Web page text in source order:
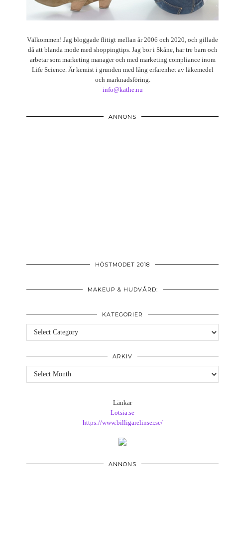
Välkommen! Jag bloggade flitigt mellan år 2006 och 2020, och gillade
då att blanda mode med shoppingtips. Jag bor i Skåne, har tre barn och
arbetar som marketing manager och med marketing compliance inom
Life Science. Är kemist i grunden med lång erfarenhet av läkemedel
och marknadsföring.
info@kathe.nu
ANNONS
HÖSTMODET 2018
MAKEUP & HUDVÅRD:
KATEGORIER
Kategorier
ARKIV
Arkiv
Länkar
Lotsia.se
https://www.billigarelinser.se/
ANNONS